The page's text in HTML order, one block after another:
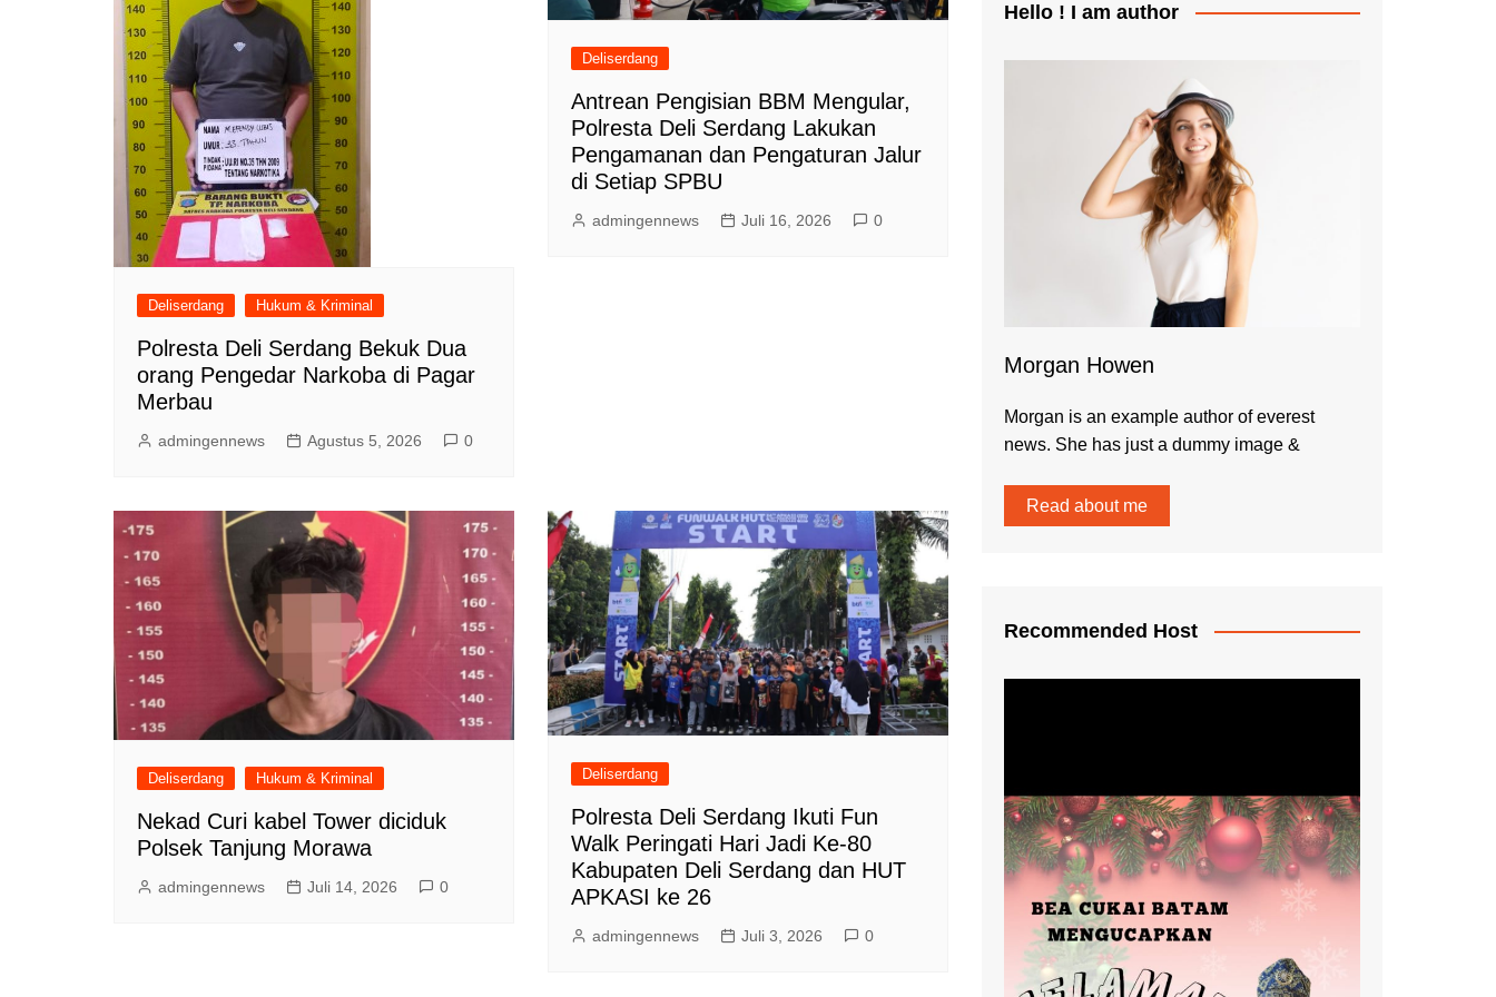
Deliserdang Hukum & Kriminal
Polresta Deli Serdang Bekuk Dua
orang Pengedar Narkoba di Pagar
Merbau
admingennews Agustus 5, 2026 0
Deliserdang
Antrean Pengisian BBM Mengular,
Polresta Deli Serdang Lakukan
Pengamanan dan Pengaturan Jalur
di Setiap SPBU
admingennews Juli 16, 2026 0
Deliserdang Hukum & Kriminal
Nekad Curi kabel Tower diciduk
Polsek Tanjung Morawa
admingennews Juli 14, 2026 0
Deliserdang
Polresta Deli Serdang Ikuti Fun
Walk Peringati Hari Jadi Ke-80
Kabupaten Deli Serdang dan HUT
APKASI ke 26
admingennews Juli 3, 2026 0
Hello ! I am author
Morgan Howen
Morgan is an example author of everest
news. She has just a dummy image &
Read about me
Recommended Host